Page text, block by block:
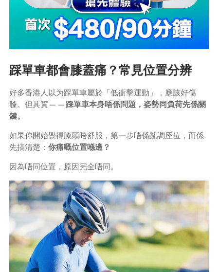
踩單車都會膝蓋痛？常見位置分辨
好多香港人以为踩單車屬於「低衝擊運動」，應該好傷
膝。但其實—— 踩單車本身唔係問題，姿勢同負荷先係關
鍵。
如果你開始覺得膝頭唔舒服，第一步唔係亂調座位，而係
先搞清楚： 你痛嘅位置喺邊？
因為唔同位置，原因完全唔同。